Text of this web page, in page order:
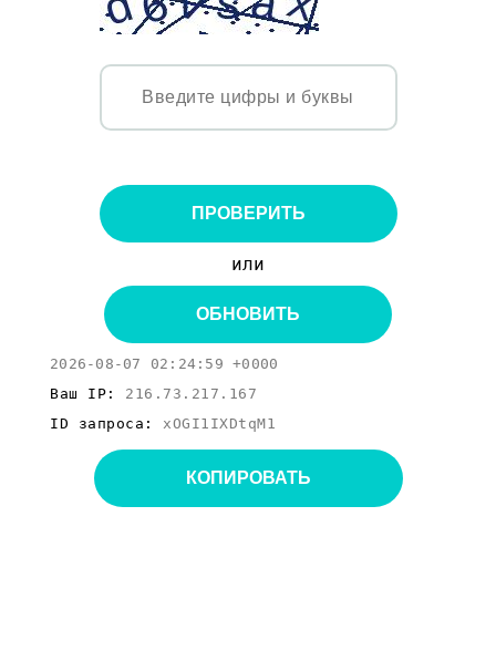
ПРОВЕРИТЬ
или
ОБНОВИТЬ
2026-08-07 02:24:59 +0000
Ваш IP: 216.73.217.167
ID запроса: xOGI1IXDtqM1
КОПИРОВАТЬ